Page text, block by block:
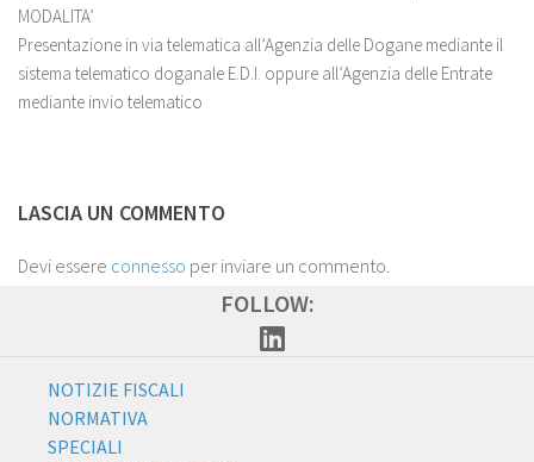
MODALITA’
Presentazione in via telematica all’Agenzia delle Dogane mediante il
sistema telematico doganale E.D.I. oppure all’Agenzia delle Entrate
mediante invio telematico
LASCIA UN COMMENTO
Devi essere connesso per inviare un commento.
FOLLOW:
NOTIZIE FISCALI
NORMATIVA
SPECIALI